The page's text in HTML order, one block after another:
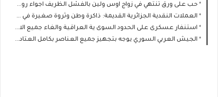
حب على ورق تنتهي في زواج اوس ولين بالفشل الظريف اجواء رومانسيه لحلقه اليوم
العملات النقدية الجزائرية القديمة: ذاكرة وطن وثروة صغيرة في درجك
استنفار عسكرى على الحدود السوى ية العراقية والغاء جميع الاجازات والتحاق جميع العساكر والضباط
الجيش العربي السوري يوجه بتجهيز جميع العناصر بكامل العتاد القتالي ورفع الجاهزية الحربية إلى أقصى مستوى